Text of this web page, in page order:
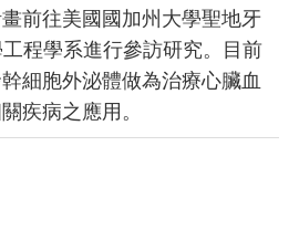
前往美國國加州大學聖地牙
程學系進行參訪研究。目前
細胞外泌體做為治療心臟血
疾病之應用。